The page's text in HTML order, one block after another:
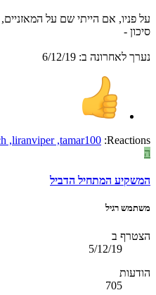
על פניו, אם הייתי שם על
סיכון -
נערך לאחרונה ב: 6/12/19
Reactions:
tamar100
,
liranviper
,
ה
המשקיע המתחיל הדביל
משתמש רגיל
הצטרף ב
5/12/19
הודעות
705